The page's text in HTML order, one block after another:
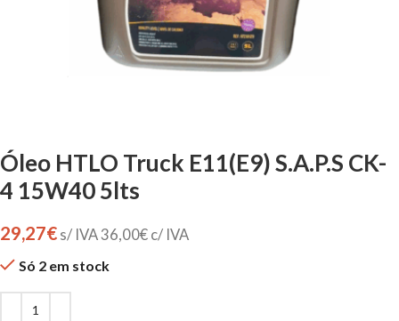
Óleo HTLO Truck E11(E9) S.A.P.S CK-
4 15W40 5lts
29,27€ s/ IVA36,00€ c/ IVA
Só 2 em stock